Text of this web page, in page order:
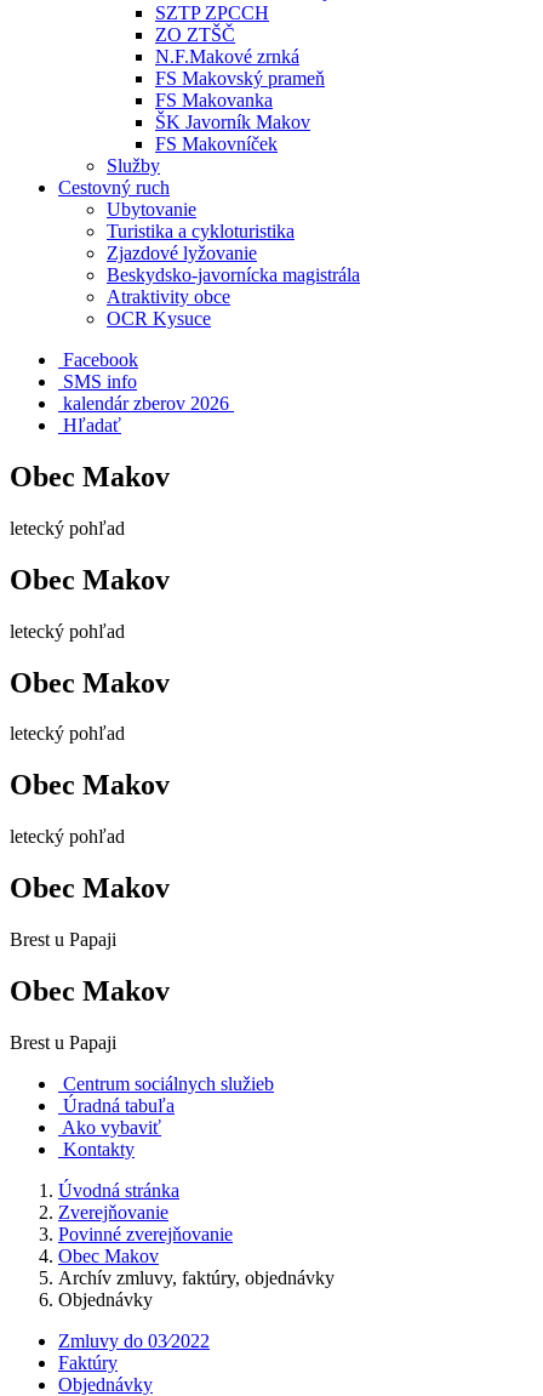
SZTP ZPCCH
ZO ZTŠČ
N.F.Makové zrnká
FS Makovský prameň
FS Makovanka
ŠK Javorník Makov
FS Makovníček
Služby
Cestovný ruch
Ubytovanie
Turistika a cykloturistika
Zjazdové lyžovanie
Beskydsko-javornícka magistrála
Atraktivity obce
OCR Kysuce
Facebook
SMS info
​ kalendár zberov 2026
Hľadať
Obec Makov
letecký pohľad
Obec Makov
letecký pohľad
Obec Makov
letecký pohľad
Obec Makov
letecký pohľad
Obec Makov
Brest u Papaji
Obec Makov
Brest u Papaji
Centrum sociálnych služieb
Úradná tabuľa
Ako vybaviť
Kontakty
Úvodná stránka
Zverejňovanie
Povinné zverejňovanie
Obec Makov
Archív zmluvy, faktúry, objednávky
Objednávky
Zmluvy do 03⁄2022
Faktúry
Objednávky